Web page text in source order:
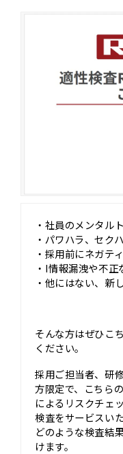
・社員のメンタル
・パワハラ、セク
・採用前にネガテ
・I情報漏洩や不
・他にはない、新
そんな方はぜひこ
ください。
採用ご担当者、研
方限定で、こちら
によるリスクチェ
検査をサービスいた
どのような検査結
けます。